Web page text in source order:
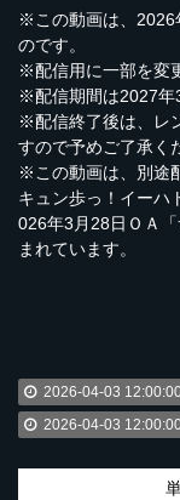
※この動画は、2026
のです。
※配信用に一部を変
※配信期間は2027年
※配信終了後は、レ
すので予めご了承く
※この動画は、別途
キュン歩っ！イー
026年3月28日ＯＡ
まれています。
2026-04-03
2026-04-03